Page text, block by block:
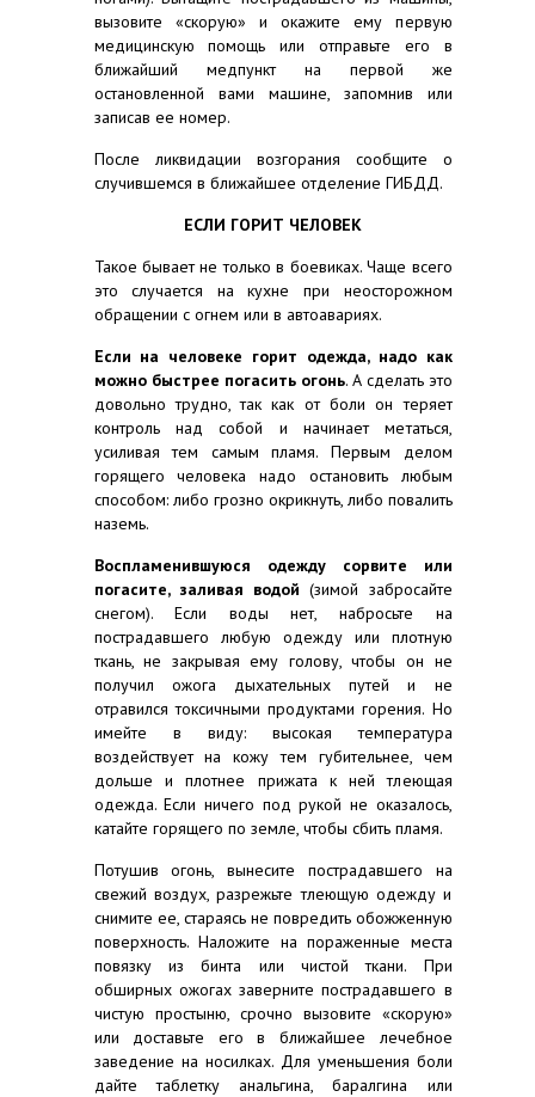
вызовите «скорую» и окажите ему первую
медицинскую помощь или отправьте его в
ближайший медпункт на первой же
остановленной вами машине, запомнив или
записав ее номер.
После ликвидации возгорания сообщите о
случившемся в ближайшее отделение ГИБДД.
ЕСЛИ ГОРИТ ЧЕЛОВЕК
Такое бывает не только в боевиках. Чаще всего
это случается на кухне при неосторожном
обращении с огнем или в автоавариях.
Если на человеке горит одежда, надо как
можно быстрее погасить огонь. А сделать это
довольно трудно, так как от боли он теряет
контроль над собой и начинает метаться,
усиливая тем самым пламя. Первым делом
горящего человека надо остановить любым
способом: либо грозно окрикнуть, либо повалить
наземь.
Воспламенившуюся одежду сорвите или
погасите, заливая водой (зимой забросайте
снегом). Если воды нет, набросьте на
пострадавшего любую одежду или плотную
ткань, не закрывая ему голову, чтобы он не
получил ожога дыхательных путей и не
отравился токсичными продуктами горения. Но
имейте в виду: высокая температура
воздействует на кожу тем губительнее, чем
дольше и плотнее прижата к ней тлеющая
одежда. Если ничего под рукой не оказалось,
катайте горящего по земле, чтобы сбить пламя.
Потушив огонь, вынесите пострадавшего на
свежий воздух, разрежьте тлеющую одежду и
снимите ее, стараясь не повредить обожженную
поверхность. Наложите на пораженные места
повязку из бинта или чистой ткани. При
обширных ожогах заверните пострадавшего в
чистую простыню, срочно вызовите «скорую»
или доставьте его в ближайшее лечебное
заведение на носилках. Для уменьшения боли
дайте таблетку анальгина, баралгина или